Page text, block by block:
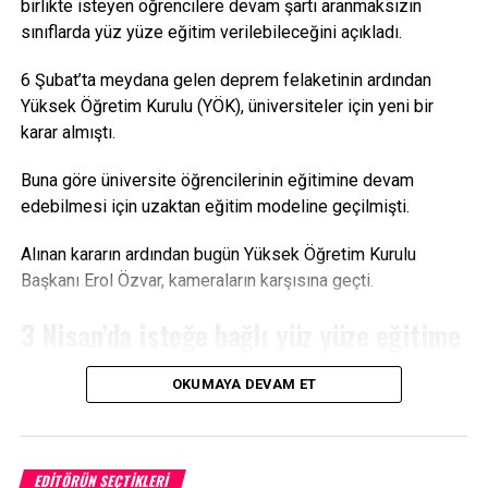
Kaynak: trthaber.com4
Facebook
Mastodon
EmailShare
birlikte isteyen öğrencilere devam şartı aranmaksızın
sınıflarda yüz yüze eğitim verilebileceğini açıkladı.
6 Şubat’ta meydana gelen deprem felaketinin ardından
Yüksek Öğretim Kurulu (YÖK), üniversiteler için yeni bir
karar almıştı.
Buna göre üniversite öğrencilerinin eğitimine devam
edebilmesi için uzaktan eğitim modeline geçilmişti.
Alınan kararın ardından bugün Yüksek Öğretim Kurulu
Başkanı Erol Özvar, kameraların karşısına geçti.
geçiliyor
döneminin nasıl devam edeceğine ilişkin kamuoyunu
bilgilendirdi.
OKUMAYA DEVAM ET
EDITÖRÜN SEÇTIKLERI